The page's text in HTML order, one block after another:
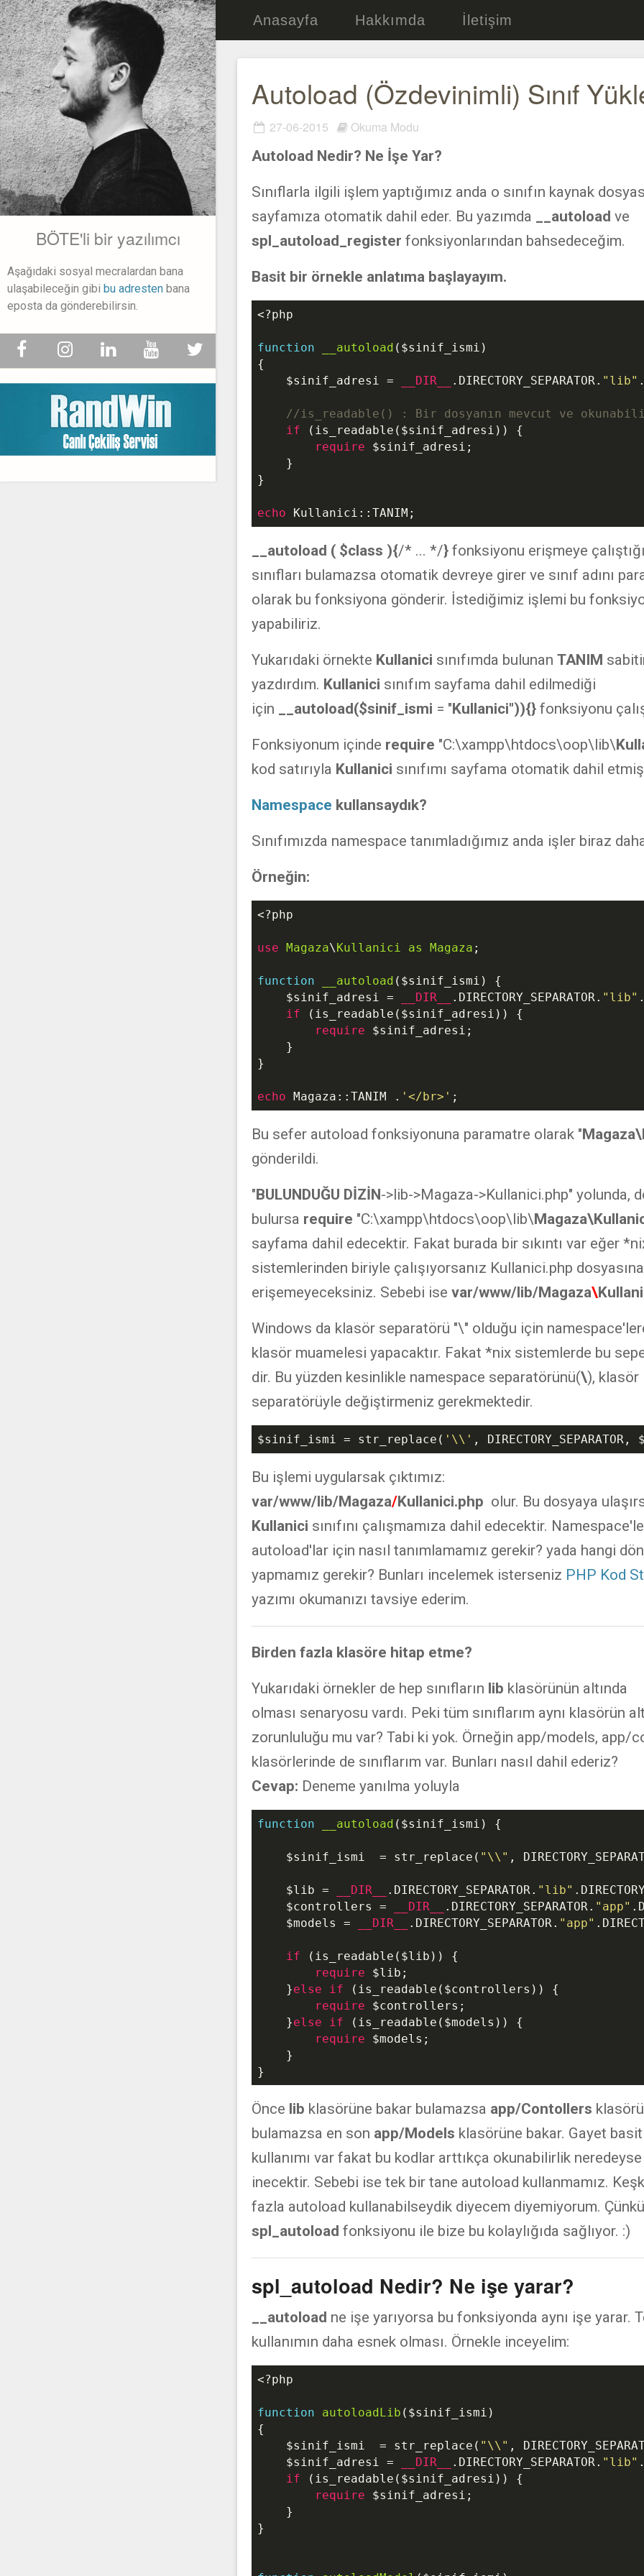
BÖTE'li bir yazılımcı
Aşağıdaki sosyal mecralardan bana
ulaşabileceğin gibi bu adresten bana
eposta da gönderebilirsin.
Anasayfa Hakkımda İletişim
Autoload (Özdevinimli) Sınıf
27-06-2015 Okuma Modu
Autoload Nedir? Ne İşe Yar?
Sınıflarla ilgili işlem yaptığımız anda o sınıfın kaynak
sayfamıza otomatik dahil eder. Bu yazımda __autoload ve
spl_autoload_register fonksiyonlarından bahsedeceğim.
Basit bir örnekle anlatıma başlayayım.
<?php
function __autoload ( $sinif_ismi )
{
$sinif_adresi = __DIR__ .DIRECTORY_SEPARATOR. "lib"
//is_readable() : Bir dosyanın mevcut ve
if (is_readable( $sinif_adresi )) {
require
$sinif_adresi ;
    }
}
echo Kullanici::TANIM;
__autoload ( $class ){/* ... */} fonksiyonu erişmeye
sınıfları bulamazsa otomatik devreye girer ve sınıf adını
olarak bu fonksiyona gönderir. İstediğimiz işlemi bu
yapabiliriz.
Yukarıdaki örnekte Kullanici sınıfımda bulunan TANIM
yazdırdım. Kullanici sınıfım sayfama dahil edilmediği
için __autoload($sinif_ismi = "Kullanici")){} fonksiyonu
Fonksiyonum içinde require "C:\xampp\htdocs\oop\lib\
kod satırıyla Kullanici sınıfımı sayfama otomatik dahil
Namespace kullansaydık?
Sınıfımızda namespace tanımladığımız anda işler biraz
Örneğin:
<?php
use Magaza\Kullanici as Magaza ;
function __autoload ( $sinif_ismi )
{
$sinif_adresi = __DIR__ .DIRECTORY_SEPARATOR. "lib"
if (is_readable( $sinif_adresi )) {
require
$sinif_adresi ;
    }
}
echo Magaza::TANIM . '</br>'
Bu sefer autoload fonksiyonuna paramatre olarak "
gönderildi.
"BULUNDUĞU DİZİN->lib->Magaza->Kullanici.php" yolunda,
bulursa require "C:\xampp\htdocs\oop\lib\
sayfama dahil edecektir. Fakat burada bir sıkıntı var eğer
sistemlerinden biriyle çalışıyorsanız Kullanici.php dosyasına
erişemeyeceksiniz. Sebebi ise var/www/lib/Magaza\
Windows da klasör separatörü "\" olduğu için
klasör muamelesi yapacaktır. Fakat *nix sistemlerde bu
dir. Bu yüzden kesinlikle namespace separatörünü(\), klasör
separatörüyle değiştirmeniz gerekmektedir.
$sinif_ismi = str_replace( '\\' , DIRECTORY_SEPARATOR,
Bu işlemi uygularsak çıktımız:
var/www/lib/Magaza/Kullanici.php olur. Bu dosyaya
Kullanici sınıfını çalışmamıza dahil edecektir.
autoload'lar için nasıl tanımlamamız gerekir? yada hangi
yapmamız gerekir? Bunları incelemek isterseniz PHP Kod
yazımı okumanızı tavsiye ederim.
Birden fazla klasöre hitap etme?
Yukarıdaki örnekler de hep sınıfların lib klasörünün altında
olması senaryosu vardı. Peki tüm sınıflarım aynı klasörün
zorunluluğu mu var? Tabi ki yok. Örneğin app/models, app/
klasörlerinde de sınıflarım var. Bunları nasıl dahil ederiz?
Cevap: Deneme yanılma yoluyla
function __autoload ( $sinif_ismi ) {
$sinif_ismi
  = str_replace(
"\\" ,
$lib = __DIR__ .DIRECTORY_SEPARATOR. "lib"
$controllers = __DIR__ .DIRECTORY_SEPARATOR. "app"
$models = __DIR__ .DIRECTORY_SEPARATOR. "app"
if (is_readable( $lib )) {
require
$lib ;
    }
else if (is_readable( $controllers )) {
require
$controllers ;
    }
else if (is_readable( $models )) {
require
$models ;
    }
Önce lib klasörüne bakar bulamazsa app/Contollers
bulamazsa en son app/Models klasörüne bakar. Gayet
kullanımı var fakat bu kodlar arttıkça okunabilirlik neredeyse
inecektir. Sebebi ise tek bir tane autoload kullanmamız.
fazla autoload kullanabilseydik diyecem diyemiyorum.
spl_autoload fonksiyonu ile bize bu kolaylığıda sağlıyor. :)
spl_autoload Nedir? Ne işe yarar?
__autoload ne işe yarıyorsa bu fonksiyonda aynı işe yarar.
kullanımın daha esnek olması. Örnekle inceyelim:
<?php
function autoloadLib ( $sinif_ismi )
{
$sinif_ismi
  = str_replace(
"\\" ,
$sinif_adresi = __DIR__ .DIRECTORY_SEPARATOR. "lib"
if (is_readable( $sinif_adresi )) {
require
$sinif_adresi ;
    }
}